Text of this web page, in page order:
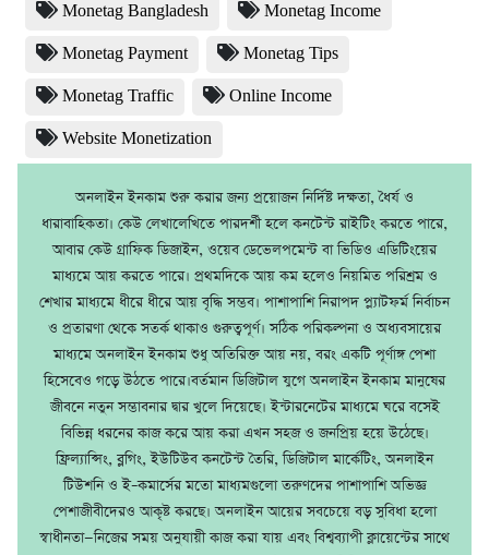
Monetag Bangladesh Monetag Income
Monetag Payment Monetag Tips
Monetag Traffic Online Income
Website Monetization
অনলাইন ইনকাম শুরু করার জন্য প্রয়োজন নির্দিষ্ট দক্ষতা, ধৈর্য ও
ধারাবাহিকতা। কেউ লেখালেখিতে পারদর্শী হলে কনটেন্ট রাইটিং করতে পারে,
আবার কেউ গ্রাফিক ডিজাইন, ওয়েব ডেভেলপমেন্ট বা ভিডিও এডিটিংয়ের
মাধ্যমে আয় করতে পারে। প্রথমদিকে আয় কম হলেও নিয়মিত পরিশ্রম ও
শেখার মাধ্যমে ধীরে ধীরে আয় বৃদ্ধি সম্ভব। পাশাপাশি নিরাপদ প্ল্যাটফর্ম নির্বাচন
ও প্রতারণা থেকে সতর্ক থাকাও গুরুত্বপূর্ণ। সঠিক পরিকল্পনা ও অধ্যবসায়ের
মাধ্যমে অনলাইন ইনকাম শুধু অতিরিক্ত আয় নয়, বরং একটি পূর্ণাঙ্গ পেশা
হিসেবেও গড়ে উঠতে পারে।বর্তমান ডিজিটাল যুগে অনলাইন ইনকাম মানুষের
জীবনে নতুন সম্ভাবনার দ্বার খুলে দিয়েছে। ইন্টারনেটের মাধ্যমে ঘরে বসেই
বিভিন্ন ধরনের কাজ করে আয় করা এখন সহজ ও জনপ্রিয় হয়ে উঠেছে।
ফ্রিল্যান্সিং, ব্লগিং, ইউটিউব কনটেন্ট তৈরি, ডিজিটাল মার্কেটিং, অনলাইন
টিউশনি ও ই–কমার্সের মতো মাধ্যমগুলো তরুণদের পাশাপাশি অভিজ্ঞ
পেশাজীবীদেরও আকৃষ্ট করছে। অনলাইন আয়ের সবচেয়ে বড় সুবিধা হলো
স্বাধীনতা—নিজের সময় অনুযায়ী কাজ করা যায় এবং বিশ্বব্যাপী ক্লায়েন্টের সাথে